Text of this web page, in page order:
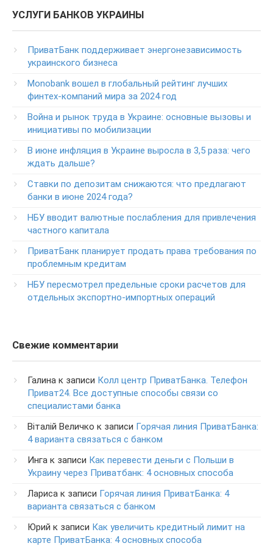
(Бесплатно с мобильных в пределах Украины)
+38-056-716-11-31
клиентов ПриватБанка
Колл центр: 3700
Круглосуточный телефон поддержки VIP­-клиентов
ПриватБанка
+38-056-716-12-12
+38-073-900-00-02
Круглосуточный телефон поддержки владельцев карт
класса GOLD
Круглосуточный телефон поддержки обслуживания
0-800-500-030
0-800-500-804
УСЛУГИ БАНКОВ УКРАИНЫ
ПриватБанк поддерживает энергонезависимость
украинского бизнеса
Monobank вошел в глобальный рейтинг лучших
финтех-компаний мира за 2024 год
Война и рынок труда в Украине: основные вызовы и
инициативы по мобилизации
В июне инфляция в Украине выросла в 3,5 раза: чего
ждать дальше?
Ставки по депозитам снижаются: что предлагают
банки в июне 2024 года?
НБУ вводит валютные послабления для привлечения
частного капитала
ПриватБанк планирует продать права требования по
проблемным кредитам
НБУ пересмотрел предельные сроки расчетов для
отдельных экспортно-импортных операций
Свежие комментарии
Галина к записи Колл центр ПриватБанка. Телефон
Приват24. Все доступные способы связи со
специалистами банка
Віталій Величко к записи Горячая линия ПриватБанка:
4 варианта связаться с банком
Инга к записи Как перевести деньги с Польши в
Украину через Приватбанк: 4 основных способа
Лариса к записи Горячая линия ПриватБанка: 4
варианта связаться с банком
Юрий к записи Как увеличить кредитный лимит на
карте ПриватБанка: 4 основных способа